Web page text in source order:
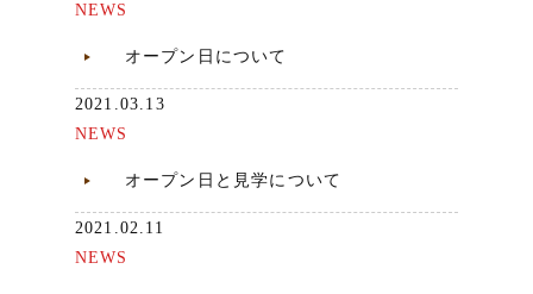
NEWS
オープン日について
2021.03.13
NEWS
オープン日と見学について
2021.02.11
NEWS